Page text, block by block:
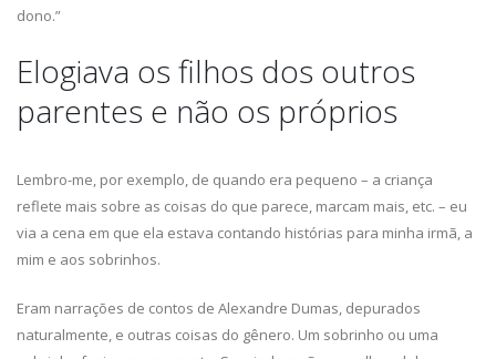
dono.”
Elogiava os filhos dos outros
parentes e não os próprios
Lembro-me, por exemplo, de quando era pequeno – a criança
reflete mais sobre as coisas do que parece, marcam mais, etc. – eu
via a cena em que ela estava contando histórias para minha irmã, a
mim e aos sobrinhos.
Eram narrações de contos de Alexandre Dumas, depurados
naturalmente, e outras coisas do gênero. Um sobrinho ou uma